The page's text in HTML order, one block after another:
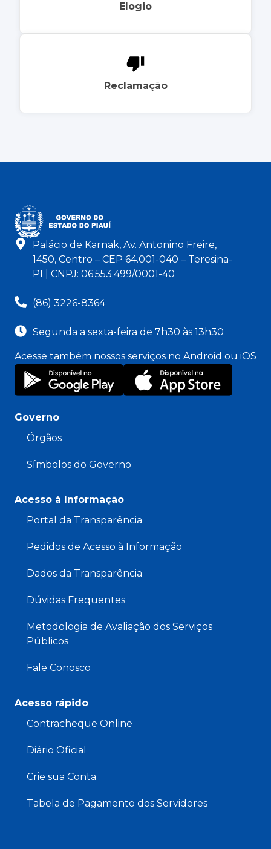
Elogio
Reclamação
Palácio de Karnak, Av. Antonino Freire,
1450, Centro – CEP 64.001-040 – Teresina-
PI | CNPJ: 06.553.499/0001-40
(86) 3226-8364
Segunda a sexta-feira de 7h30 às 13h30
Acesse também nossos serviços no Android ou iOS
Governo
Órgãos
Símbolos do Governo
Acesso à Informação
Portal da Transparência
Pedidos de Acesso à Informação
Dados da Transparência
Dúvidas Frequentes
Metodologia de Avaliação dos Serviços
Públicos
Fale Conosco
Acesso rápido
Contracheque Online
Diário Oficial
Crie sua Conta
Tabela de Pagamento dos Servidores